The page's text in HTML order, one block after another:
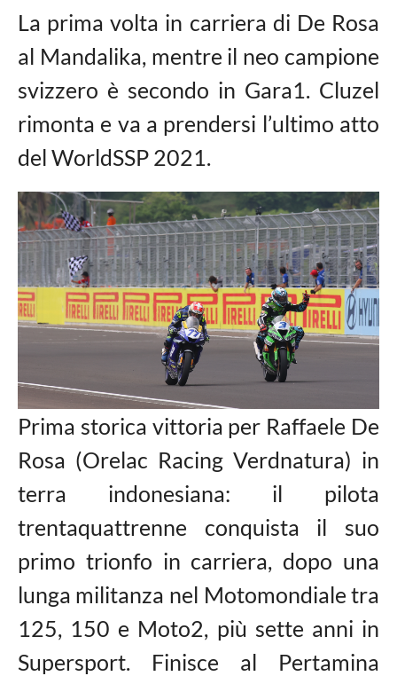
La prima volta in carriera di De Rosa
al Mandalika, mentre il neo campione
svizzero è secondo in Gara1. Cluzel
rimonta e va a prendersi l’ultimo atto
del WorldSSP 2021.
Prima storica vittoria per Raffaele De
Rosa (Orelac Racing Verdnatura) in
terra indonesiana: il pilota
trentaquattrenne conquista il suo
primo trionfo in carriera, dopo una
lunga militanza nel Motomondiale tra
125, 150 e Moto2, più sette anni in
Supersport. Finisce al Pertamina